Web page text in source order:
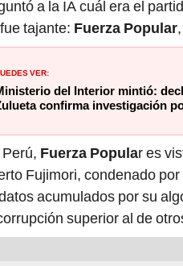
a la IA cuál era el
tajante: Fuerza Popular
VER:
del Interior mintió:
confirma investigación
Fuerza Popular es
Fujimori, condenado
acumulados por su
superior al de